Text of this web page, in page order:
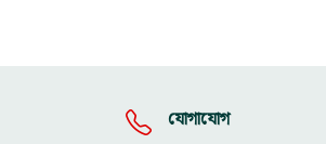
যোগাযোগ